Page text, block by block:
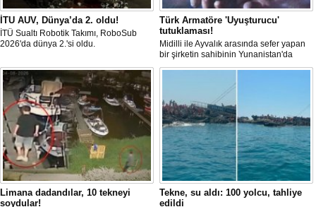
İTU AUV, Dünya’da 2. oldu!
İTÜ Sualtı Robotik Takımı, RoboSub
2026'da dünya 2.'si oldu.
Türk Armatöre 'Uyuşturucu'
tutuklaması!
Midilli ile Ayvalık arasında sefer yapan
bir şirketin sahibinin Yunanistan'da
tutuklandığı bildirildi.
Limana dadandılar, 10 tekneyi
soydular!
Tekne, su aldı: 100 yolcu, tahliye
edildi